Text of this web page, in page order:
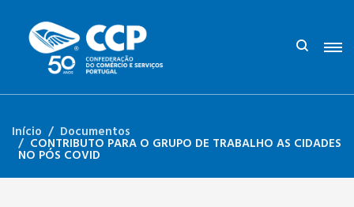
Início Documentos
CONTRIBUTO PARA O GRUPO DE TRABALHO AS CIDADES
NO PÓS COVID